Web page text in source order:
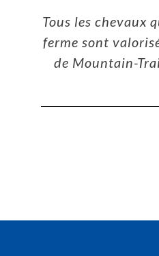
Tous les chevaux
ferme sont
de Mountain-